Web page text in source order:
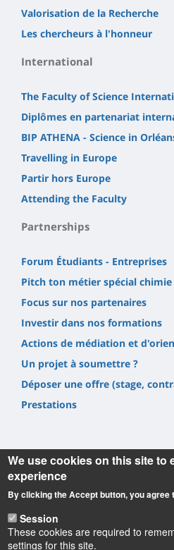
Valorisation de la Recherche
Les chercheurs à l'honneur
International
The Faculty of Science
Diplômes en partenariat
BIP ATHENA - Science in
Travelling in Europe
Partir hors Europe
Attending the Faculty
Partnerships
Forum Étudiants - Entreprises
Pitch ton métier spécial chimie
Focus sur nos partenaires
Investir dans nos formations
Actions de médiation et
Un projet à soumettre ?
Déposer une offre (stage,
Prestations
Informations
UFR Sciences et Techniques
1, rue de Chartres, 45100 Orléans
We use cookies on this site to
experience
By clicking the Accept button, you agree
Session
These cookies are required to
settings for this site.